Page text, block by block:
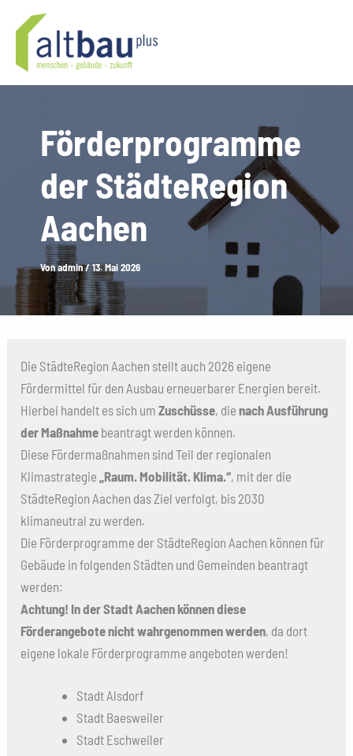
Inhalt
springen
Förderprogramme
der StädteRegion
Aachen
Vonadmin/13. Mai 2026
Die StädteRegion Aachen stellt auch 2026 eigene
Fördermittel für den Ausbau erneuerbarer Energien bereit.
Hierbei handelt es sich umZuschüsse, dienach Ausführung
der Maßnahme beantragt werden können.
Diese Fördermaßnahmen sind Teil der regionalen
Klimastrategie„Raum. Mobilität. Klima.“, mit der die
StädteRegion Aachen das Ziel verfolgt, bis 2030
klimaneutral zu werden.
Die Förderprogramme der StädteRegion Aachen können für
Gebäude in folgenden Städten und Gemeinden beantragt
werden:
Achtung! In der Stadt Aachen können diese
Förderangebote nicht wahrgenommen werden, da dort
eigene lokale Förderprogramme angeboten werden!
Stadt Alsdorf
Stadt Baesweiler
Stadt Eschweiler